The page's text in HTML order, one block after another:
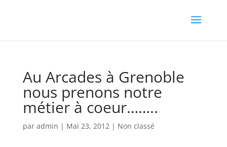
Au Arcades à Grenoble
nous prenons notre
métier à coeur……..
par admin | Mai 23, 2012| Non classé